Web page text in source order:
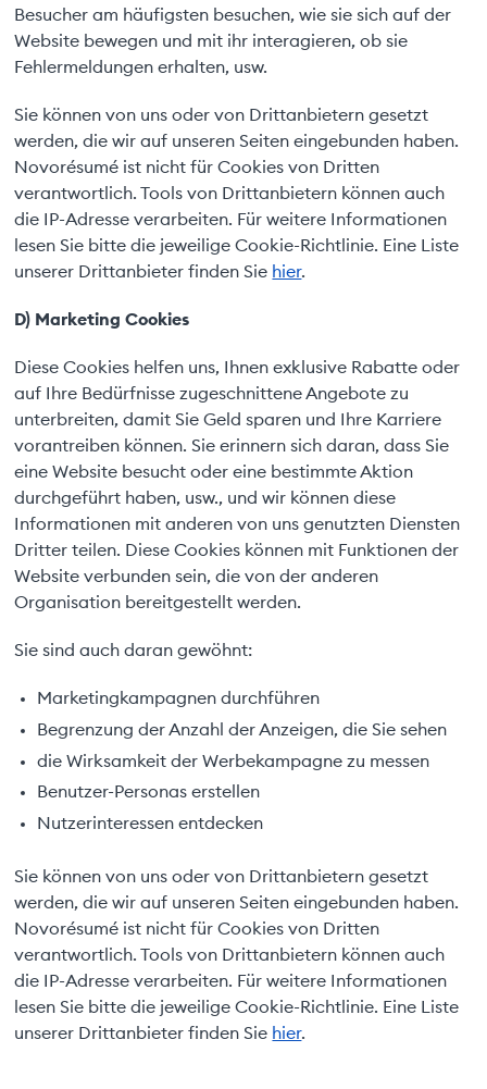
Besucher am häufigsten besuchen, wie sie sich auf der
Website bewegen und mit ihr interagieren, ob sie
Fehlermeldungen erhalten, usw.
Sie können von uns oder von Drittanbietern gesetzt
werden, die wir auf unseren Seiten eingebunden haben.
Novorésumé ist nicht für Cookies von Dritten
verantwortlich. Tools von Drittanbietern können auch
die IP-Adresse verarbeiten. Für weitere Informationen
lesen Sie bitte die jeweilige Cookie-Richtlinie. Eine Liste
unserer Drittanbieter finden Sie hier.
D) Marketing Cookies
Diese Cookies helfen uns, Ihnen exklusive Rabatte oder
auf Ihre Bedürfnisse zugeschnittene Angebote zu
unterbreiten, damit Sie Geld sparen und Ihre Karriere
vorantreiben können. Sie erinnern sich daran, dass Sie
eine Website besucht oder eine bestimmte Aktion
durchgeführt haben, usw., und wir können diese
Informationen mit anderen von uns genutzten Diensten
Dritter teilen. Diese Cookies können mit Funktionen der
Website verbunden sein, die von der anderen
Organisation bereitgestellt werden.
Sie sind auch daran gewöhnt:
Marketingkampagnen durchführen
Begrenzung der Anzahl der Anzeigen, die Sie sehen
die Wirksamkeit der Werbekampagne zu messen
Benutzer-Personas erstellen
Nutzerinteressen entdecken
Sie können von uns oder von Drittanbietern gesetzt
werden, die wir auf unseren Seiten eingebunden haben.
Novorésumé ist nicht für Cookies von Dritten
verantwortlich. Tools von Drittanbietern können auch
die IP-Adresse verarbeiten. Für weitere Informationen
lesen Sie bitte die jeweilige Cookie-Richtlinie. Eine Liste
unserer Drittanbieter finden Sie hier.